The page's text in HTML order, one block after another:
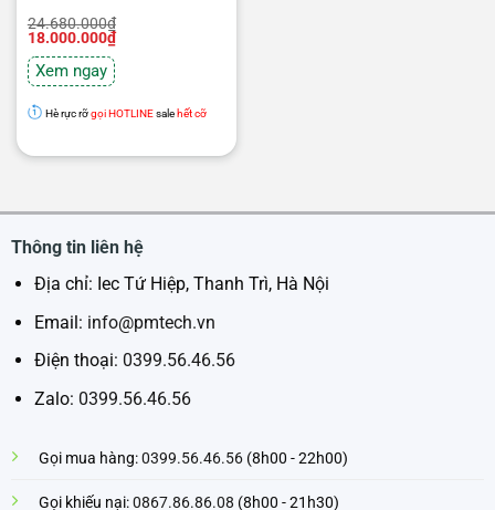
24.680.000₫
Giá
gốc
24.680.000₫.
18.000.000₫
Giá
hiện
là:
18.000.000₫.
Xem ngay
Hè rực rỡgọi HOTLINEsale hết cỡ
Thông tin liên hệ
Địa chỉ: Iec Tứ Hiệp, Thanh Trì, Hà Nội
Email: info@pmtech.vn
Điện thoại: 0399.56.46.56
Zalo: 0399.56.46.56
Gọi mua hàng:0399.56.46.56(8h00 - 22h00)
Gọi khiếu nại:0867.86.86.08 (8h00 - 21h30)